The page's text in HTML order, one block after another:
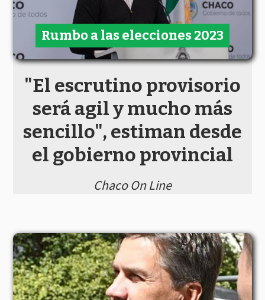
"El escrutino provisorio
será agil y mucho más
sencillo", estiman desde
el gobierno provincial
Chaco On Line
Rumbo a las elecciones 2023